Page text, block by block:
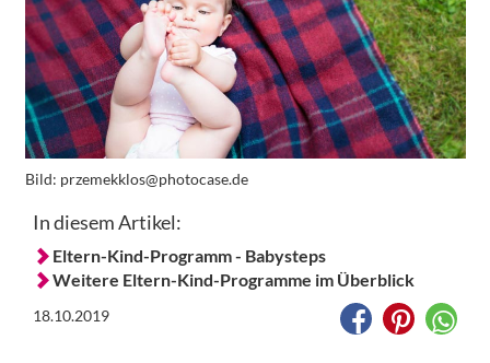
Bild: przemekklos@photocase.de
In diesem Artikel:
Eltern-Kind-Programm - Babysteps
Weitere Eltern-Kind-Programme im Überblick
18.10.2019